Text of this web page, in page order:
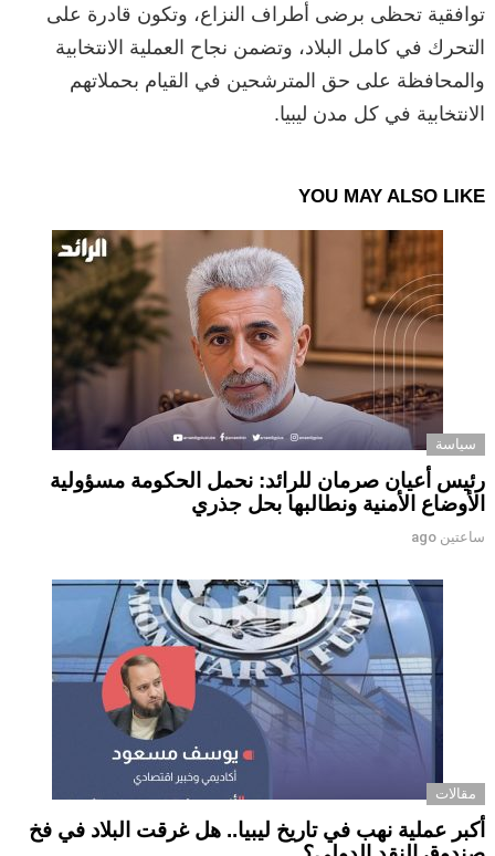
توافقية تحظى برضى أطراف النزاع، وتكون قادرة على
التحرك في كامل البلاد، وتضمن نجاح العملية الانتخابية
والمحافظة على حق المترشحين في القيام بحملاتهم
الانتخابية في كل مدن ليبيا.
YOU MAY ALSO LIKE
سياسة
رئيس أعيان صرمان للرائد: نحمل الحكومة مسؤولية
الأوضاع الأمنية ونطالبها بحل جذري
ساعتين ago
مقالات
أكبر عملية نهب في تاريخ ليبيا.. هل غرقت البلاد في فخ